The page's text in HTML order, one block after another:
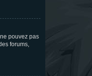
pouvez pas
forums,